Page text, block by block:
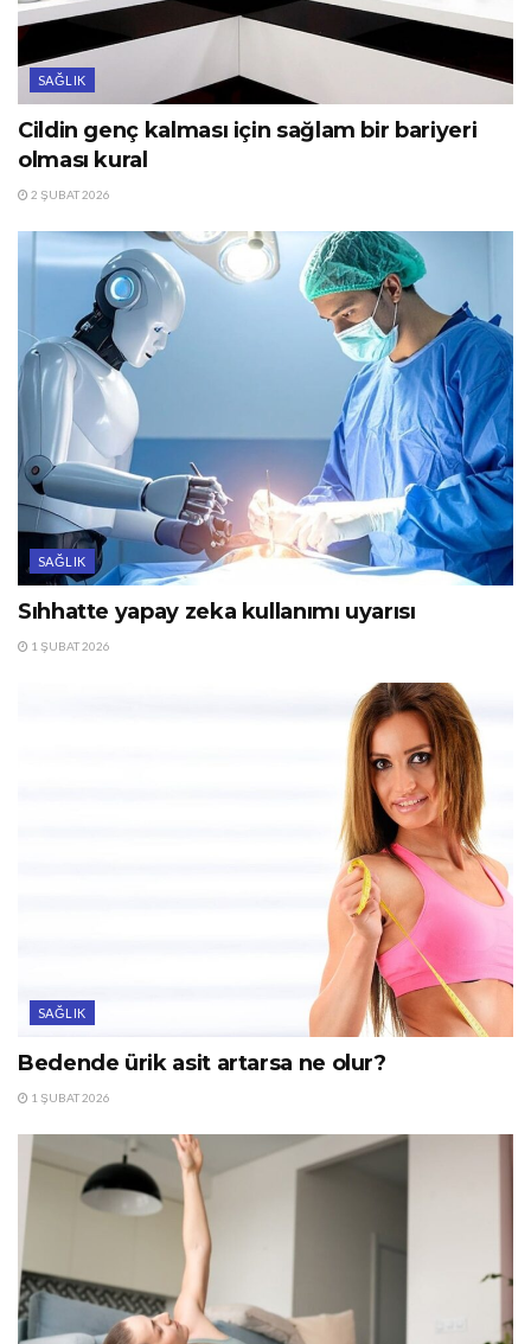
SAĞLIK
Cildin genç kalması için sağlam bir bariyeri
olması kural
2 ŞUBAT 2026
SAĞLIK
Sıhhatte yapay zeka kullanımı uyarısı
1 ŞUBAT 2026
SAĞLIK
Bedende ürik asit artarsa ne olur?
1 ŞUBAT 2026